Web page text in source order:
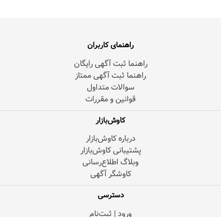
راهنمای کاربران
راهنما ثبت آگهی رایگان
راهنما ثبت آگهی ممتاز
سوالات متداول
قوانین و مقررات
کاوش‌بازار
درباره کاوش‌بازار
پشتیبانی کاوش‌بازار
وبلاگ اطلاع‌رسانی
کاوشگر آگهی
دسترسی
ورود | ثبت‌نام